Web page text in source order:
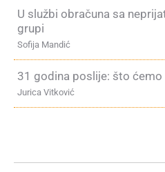
U službi obračuna sa
grupi
Sofija Mandić
31 godina poslije: što
Jurica Vitković